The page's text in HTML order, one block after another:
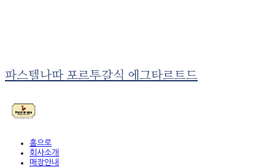
파스텔나따 포르투갈식 에그타르트드
홈으로
회사소개
매장안내